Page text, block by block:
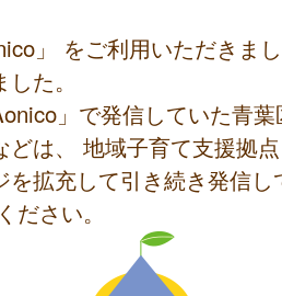
」 をご利用いただきま
た。
」で発信していた青
どは、 地域子育て支援拠
を拡充して引き続き発信し
ださい。